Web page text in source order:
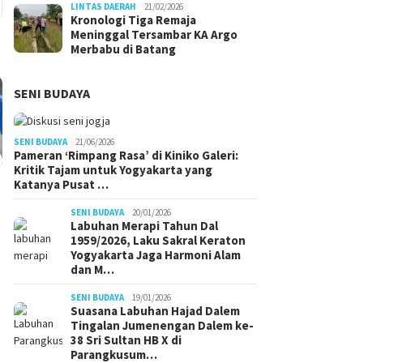
Kecelakaan di Kulon Progo:
Ibu Meninggal di TKP
Sampai ke Rumah
LINTAS DAERAH 21/02/2026
Kronologi Tiga Remaja
Meninggal Tersambar KA Argo
Merbabu di Batang
SENI BUDAYA
SENI BUDAYA 21/06/2026
Pameran ‘Rimpang Rasa’ di Kiniko Galeri:
Kritik Tajam untuk Yogyakarta yang
Katanya Pusat …
SENI BUDAYA 20/01/2026
Labuhan Merapi Tahun Dal
1959/2026, Laku Sakral Keraton
Yogyakarta Jaga Harmoni Alam
dan M…
SENI BUDAYA 19/01/2026
Suasana Labuhan Hajad Dalem
Tingalan Jumenengan Dalem ke-
38 Sri Sultan HB X di
Parangkusum…